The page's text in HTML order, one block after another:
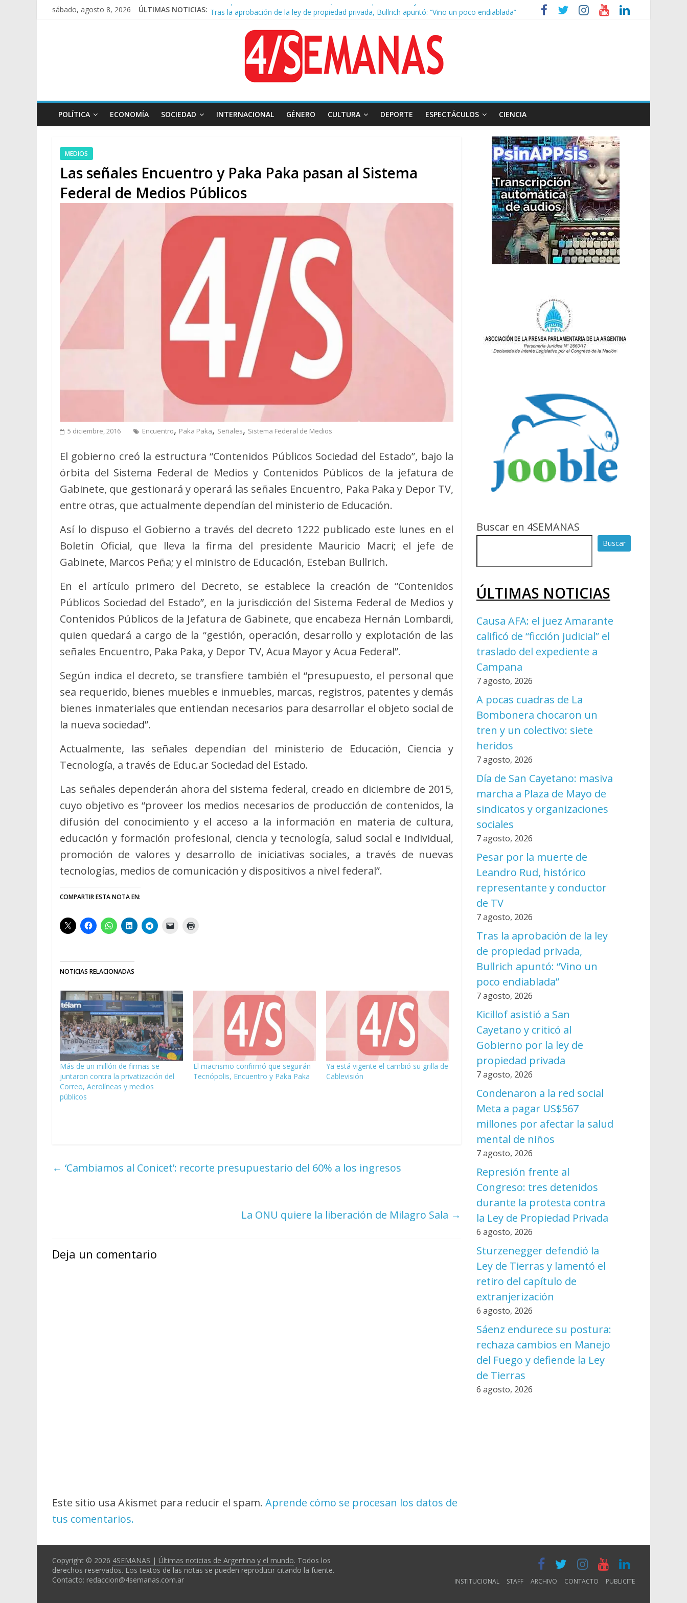
sábado, agosto 8, 2026 ÚLTIMAS NOTICIAS: Tras la aprobación de la ley de propiedad privada, Bullrich apuntó: “Vino un poco endiablada”
Causa AFA: el juez Amarante calificó de “ficción judicial” el traslado del expediente a Campana
A pocas cuadras de La Bombonera chocaron un tren y un colectivo: siete heridos
Día de San Cayetano: masiva marcha a Plaza de Mayo de sindicatos y organizaciones sociales
POLÍTICA ECONOMÍA SOCIEDAD INTERNACIONAL GÉNERO CULTURA DEPORTE ESPECTÁCULOS CIENCIA
MEDIOS
Las señales Encuentro y Paka Paka pasan al Sistema
Federal de Medios Públicos
5 diciembre, 2016 Encuentro, Paka Paka, Señales, Sistema Federal de Medios
El gobierno creó la estructura “Contenidos Públicos Sociedad del Estado”, bajo la
órbita del Sistema Federal de Medios y Contenidos Públicos de la jefatura de
Gabinete, que gestionará y operará las señales Encuentro, Paka Paka y Depor TV,
entre otras, que actualmente dependían del ministerio de Educación.
Así lo dispuso el Gobierno a través del decreto 1222 publicado este lunes en el
Boletín Oficial, que lleva la firma del presidente Mauricio Macri; el jefe de
Gabinete, Marcos Peña; y el ministro de Educación, Esteban Bullrich.
En el artículo primero del Decreto, se establece la creación de “Contenidos
Públicos Sociedad del Estado”, en la jurisdicción del Sistema Federal de Medios y
Contenidos Públicos de la Jefatura de Gabinete, que encabeza Hernán Lombardi,
quien quedará a cargo de la “gestión, operación, desarrollo y explotación de las
señales Encuentro, Paka Paka, y Depor TV, Acua Mayor y Acua Federal”.
Según indica el decreto, se transfiere también el “presupuesto, el personal que
sea requerido, bienes muebles e inmuebles, marcas, registros, patentes y demás
bienes inmateriales que entiendan necesarios para desarrollar el objeto social de
la nueva sociedad”.
Actualmente, las señales dependían del ministerio de Educación, Ciencia y
Tecnología, a través de Educ.ar Sociedad del Estado.
Las señales dependerán ahora del sistema federal, creado en diciembre de 2015,
cuyo objetivo es “proveer los medios necesarios de producción de contenidos, la
difusión del conocimiento y el acceso a la información en materia de cultura,
educación y formación profesional, ciencia y tecnología, salud social e individual,
promoción de valores y desarrollo de iniciativas sociales, a través de nuevas
tecnologías, medios de comunicación y dispositivos a nivel federal”.
COMPARTIR ESTA NOTA EN:
NOTICIAS RELACIONADAS
Más de un millón de firmas se
juntaron contra la privatización del
Correo, Aerolíneas y medios
públicos
El macrismo confirmó que seguirán
Tecnópolis, Encuentro y Paka Paka
Ya está vigente el cambió su grilla de
Cablevisión
← ‘Cambiamos al Conicet’: recorte presupuestario del 60% a los ingresos
La ONU quiere la liberación de Milagro Sala →
Deja un comentario
Este sitio usa Akismet para reducir el spam. Aprende cómo se procesan los datos de
tus comentarios.
Buscar en 4SEMANAS
Buscar
ÚLTIMAS NOTICIAS
Causa AFA: el juez Amarante
calificó de “ficción judicial” el
traslado del expediente a
Campana
7 agosto, 2026
A pocas cuadras de La
Bombonera chocaron un
tren y un colectivo: siete
heridos
7 agosto, 2026
Día de San Cayetano: masiva
marcha a Plaza de Mayo de
sindicatos y organizaciones
sociales
7 agosto, 2026
Pesar por la muerte de
Leandro Rud, histórico
representante y conductor
de TV
7 agosto, 2026
Tras la aprobación de la ley
de propiedad privada,
Bullrich apuntó: “Vino un
poco endiablada”
7 agosto, 2026
Kicillof asistió a San
Cayetano y criticó al
Gobierno por la ley de
propiedad privada
7 agosto, 2026
Condenaron a la red social
Meta a pagar US$567
millones por afectar la salud
mental de niños
7 agosto, 2026
Represión frente al
Congreso: tres detenidos
durante la protesta contra
la Ley de Propiedad Privada
6 agosto, 2026
Sturzenegger defendió la
Ley de Tierras y lamentó el
retiro del capítulo de
extranjerización
6 agosto, 2026
Sáenz endurece su postura:
rechaza cambios en Manejo
del Fuego y defiende la Ley
de Tierras
6 agosto, 2026
INSTITUCIONAL STAFF ARCHIVO CONTACTO PUBLICITE
Copyright © 2026 4SEMANAS | Últimas noticias de Argentina y el mundo. Todos los
derechos reservados. Los textos de las notas se pueden reproducir citando la fuente.
Contacto: redaccion@4semanas.com.ar